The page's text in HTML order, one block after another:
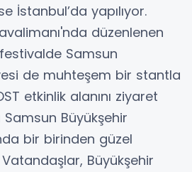
İstanbul’da yapılıyor.
düzenlenen
Samsun
de muhteşem bir stantla
etkinlik alanını ziyaret
Büyükşehir
bir birinden güzel
Büyükşehir